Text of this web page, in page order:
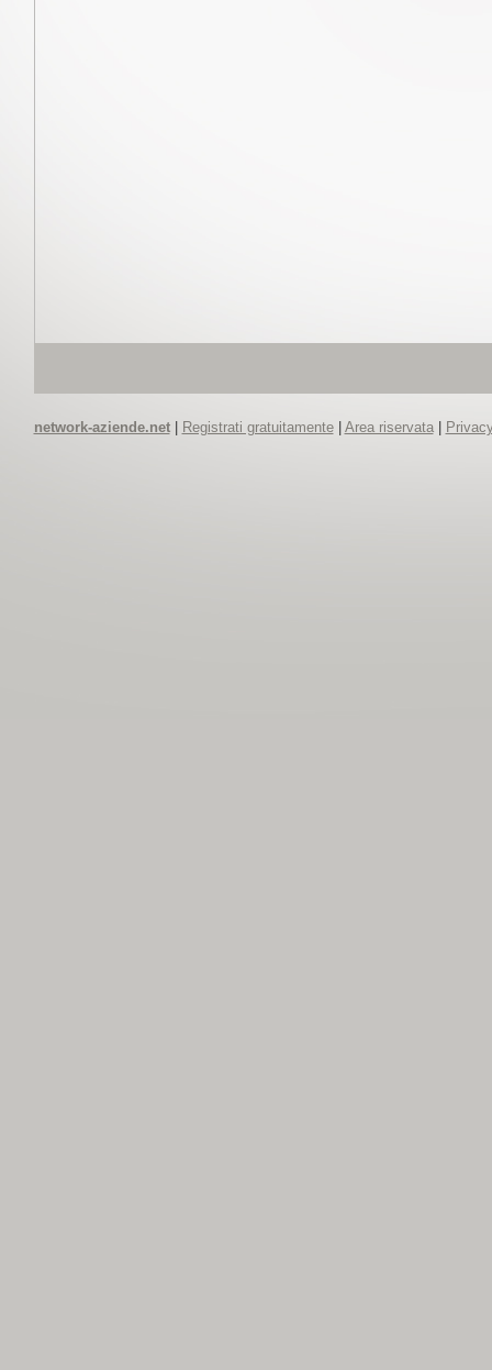
network-aziende.net| Registrati gratuitamente| Area riservata|